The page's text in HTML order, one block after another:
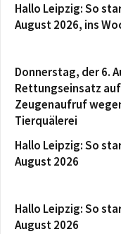
Hallo Leipzig: So
August 2026, ins
Donnerstag, der 6.
Rettungseinsatz
Zeugenaufruf
Tierquälerei
Hallo Leipzig: So
August 2026
Hallo Leipzig: So
August 2026